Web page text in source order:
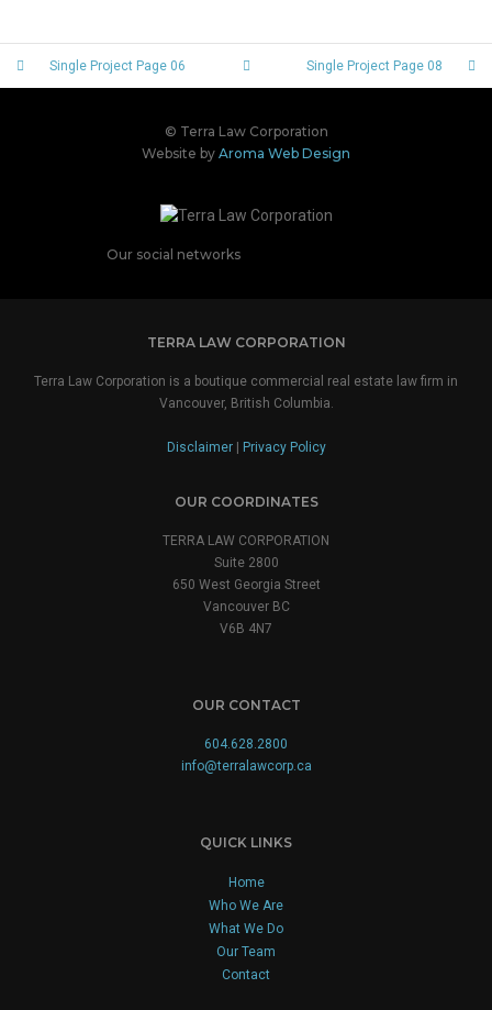
Single Project Page 06 Single Project Page 08
© Terra Law Corporation
Website by Aroma Web Design
Our social networks
TERRA LAW CORPORATION
Terra Law Corporation is a boutique commercial real estate law firm in
Vancouver, British Columbia.
Disclaimer| Privacy Policy
OUR COORDINATES
TERRA LAW CORPORATION
Suite 2800
650 West Georgia Street
Vancouver BC
V6B 4N7
OUR CONTACT
604.628.2800
info@terralawcorp.ca
QUICK LINKS
Home
Who We Are
What We Do
Our Team
Contact